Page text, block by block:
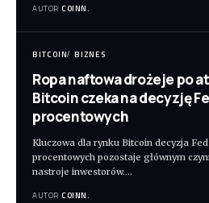
AUTOR COINN.
BITCOIN BIZNES
Ropa naftowa drożeje po
Bitcoin czeka na decyzję
procentowych
Kluczowa dla rynku Bitcoin decyzja
procentowych pozostaje głównym
nastroje inwestorów.…
AUTOR COINN.